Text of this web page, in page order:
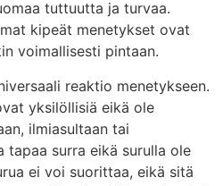
tuttuutta ja turvaa.
kipeät menetykset ovat
voimallisesti pintaan.
reaktio menetykseen.
yksilöllisiä eikä ole
ilmiasultaan tai
tapaa surra eikä surulla ole
ei voi suorittaa, eikä sitä